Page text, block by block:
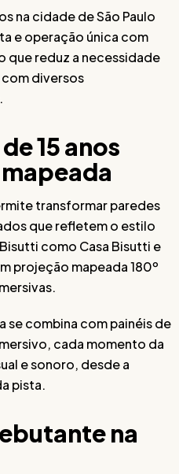
na cidade de São Paulo
e operação única com
que reduz a necessidade
diversos
15 anos
transformar paredes
que refletem o estilo
como Casa Bisutti e
projeção mapeada 180º
se combina com painéis de
cada momento da
e sonoro, desde a
pista.
na